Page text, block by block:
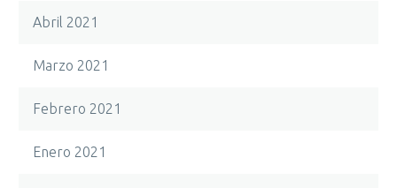
Abril 2021
Marzo 2021
Febrero 2021
Enero 2021